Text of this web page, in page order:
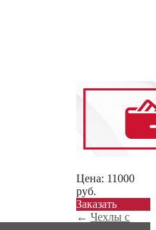
Цена: 11000
руб.
Заказать
← Чехлы с